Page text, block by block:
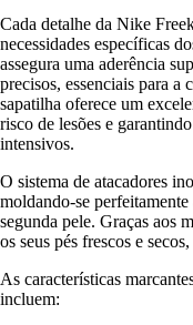
Cada detalhe da Nike
necessidades específicas
assegura uma aderência
precisos, essenciais para a
sapatilha oferece um
risco de lesões e
intensivos.
O sistema de atacadores
moldando-se
segunda pele. Graças aos
os seus pés frescos e
As características
incluem: